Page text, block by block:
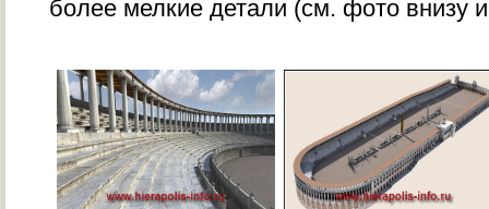
более мелкие детали (см. фото внизу